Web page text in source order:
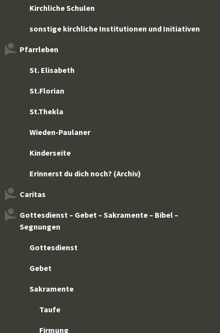
Kirchliche Schulen
sonstige kirchliche Institutionen und Initiativen
Pfarrleben
St. Elisabeth
St.Florian
St.Thekla
Wieden-Paulaner
Kinderseite
Erinnerst du dich noch? (Archiv)
Caritas
Gottesdienst – Gebet – Sakramente – Bibel –
Segnungen
Gottesdienst
Gebet
Sakramente
Taufe
Firmung